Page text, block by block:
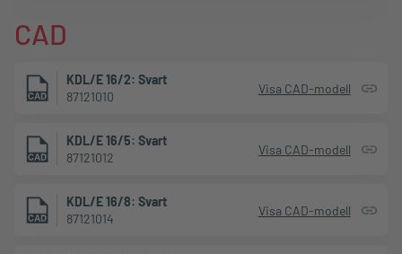
CAD
KDL/E 16/2: Svart
87121010
Visa CAD-modell
KDL/E 16/5: Svart
87121012
Visa CAD-modell
KDL/E 16/8: Svart
87121014
Visa CAD-modell